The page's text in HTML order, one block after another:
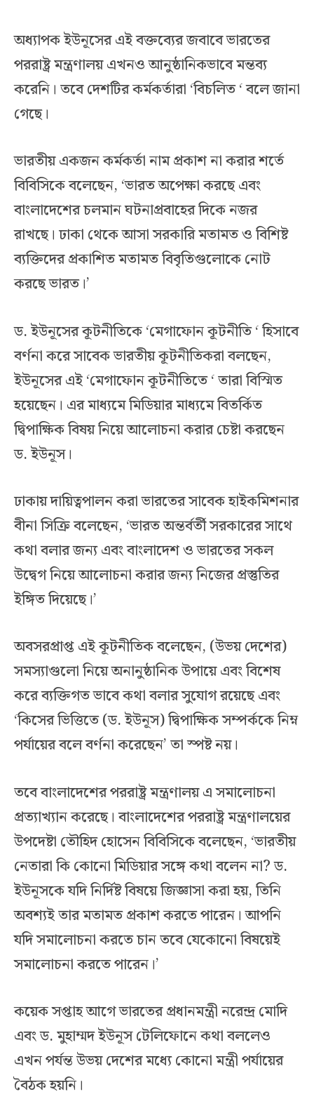
অধ্যাপক ইউনূসের এই বক্তব্যের জবাবে ভারতের
পররাষ্ট্র মন্ত্রণালয় এখনও আনুষ্ঠানিকভাবে মন্তব্য
করেনি। তবে দেশটির কর্মকর্তারা ‘বিচলিত ‘ বলে জানা
গেছে।
ভারতীয় একজন কর্মকর্তা নাম প্রকাশ না করার শর্তে
বিবিসিকে বলেছেন, ‘ভারত অপেক্ষা করছে এবং
বাংলাদেশের চলমান ঘটনাপ্রবাহের দিকে নজর
রাখছে। ঢাকা থেকে আসা সরকারি মতামত ও বিশিষ্ট
ব্যক্তিদের প্রকাশিত মতামত বিবৃতিগুলোকে নোট
করছে ভারত।’
ড. ইউনূসের কূটনীতিকে ‘মেগাফোন কূটনীতি ‘ হিসাবে
বর্ণনা করে সাবেক ভারতীয় কূটনীতিকরা বলছেন,
ইউনূসের এই ‘মেগাফোন কূটনীতিতে ‘ তারা বিস্মিত
হয়েছেন। এর মাধ্যমে মিডিয়ার মাধ্যমে বিতর্কিত
দ্বিপাক্ষিক বিষয় নিয়ে আলোচনা করার চেষ্টা করছেন
ড. ইউনূস।
ঢাকায় দায়িত্বপালন করা ভারতের সাবেক হাইকমিশনার
বীনা সিক্রি বলেছেন, ‘ভারত অন্তর্বর্তী সরকারের সাথে
কথা বলার জন্য এবং বাংলাদেশ ও ভারতের সকল
উদ্বেগ নিয়ে আলোচনা করার জন্য নিজের প্রস্তুতির
ইঙ্গিত দিয়েছে।’
অবসরপ্রাপ্ত এই কূটনীতিক বলেছেন, (উভয় দেশের)
সমস্যাগুলো নিয়ে অনানুষ্ঠানিক উপায়ে এবং বিশেষ
করে ব্যক্তিগত ভাবে কথা বলার সুযোগ রয়েছে এবং
‘কিসের ভিত্তিতে (ড. ইউনূস) দ্বিপাক্ষিক সম্পর্ককে নিম্ন
পর্যায়ের বলে বর্ণনা করেছেন’ তা স্পষ্ট নয়।
তবে বাংলাদেশের পররাষ্ট্র মন্ত্রণালয় এ সমালোচনা
প্রত্যাখ্যান করেছে। বাংলাদেশের পররাষ্ট্র মন্ত্রণালয়ের
উপদেষ্টা তৌহিদ হোসেন বিবিসিকে বলেছেন, ‘ভারতীয়
নেতারা কি কোনো মিডিয়ার সঙ্গে কথা বলেন না? ড.
ইউনূসকে যদি নির্দিষ্ট বিষয়ে জিজ্ঞাসা করা হয়, তিনি
অবশ্যই তার মতামত প্রকাশ করতে পারেন। আপনি
যদি সমালোচনা করতে চান তবে যেকোনো বিষয়েই
সমালোচনা করতে পারেন।’
কয়েক সপ্তাহ আগে ভারতের প্রধানমন্ত্রী নরেন্দ্র মোদি
এবং ড. মুহাম্মদ ইউনূস টেলিফোনে কথা বললেও
এখন পর্যন্ত উভয় দেশের মধ্যে কোনো মন্ত্রী পর্যায়ের
বৈঠক হয়নি।